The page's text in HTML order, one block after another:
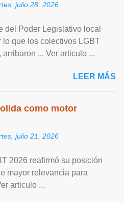
julio 28, 2026
del Poder Legislativo local
que los colectivos LGBT
... Ver articulo ...
LEER MÁS
como motor
julio 21, 2026
2026 reafirmó su posición
mayor relevancia para
articulo ...